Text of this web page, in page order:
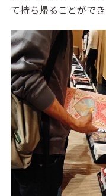
て持ち帰ることができ